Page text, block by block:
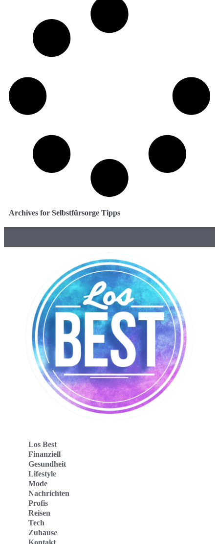
Archives for Selbstfürsorge Tipps
Los Best
Finanziell
Gesundheit
Lifestyle
Mode
Nachrichten
Profis
Reisen
Tech
Zuhause
Kontakt